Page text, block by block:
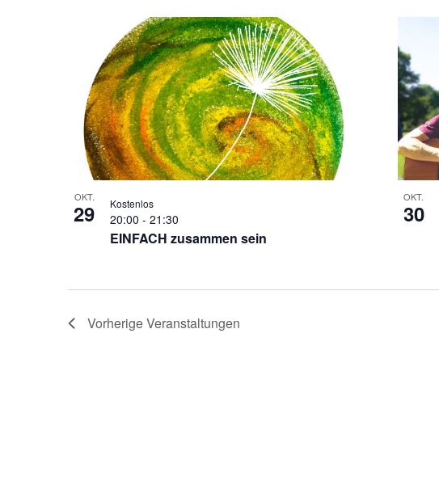
OKT.
29
EINFACH zusammen sein
20:00 - 21:30
Kostenlos OKT.
30
VorherigeVeranstaltungen